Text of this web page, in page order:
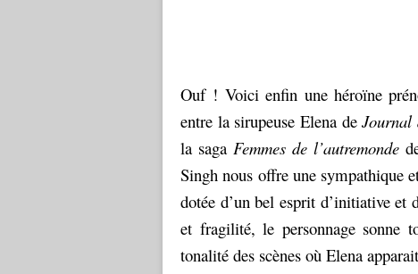
Ouf ! Voici enfin une héroïne
entre la sirupeuse Elena deJournal
la saga Femmes de l’autremonde
Singh nous offre une sympathique
dotée d’un bel esprit d’initiative et
et fragilité, le personnage sonne
tonalité des scènes où Elena